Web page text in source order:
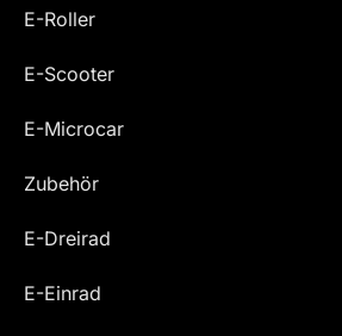
E-Roller
E-Scooter
E-Microcar
Zubehör
E-Dreirad
E-Einrad